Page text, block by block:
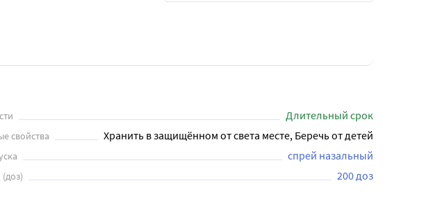
Длительный срок
свойства Хранить в защищённом от света месте, Беречь от детей
спрей назальный
200 доз